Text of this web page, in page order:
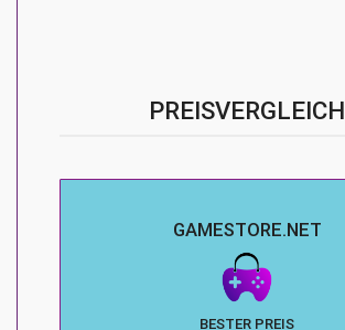
PREISVERGLEICH
GAMESTORE.NET
BESTER PREIS